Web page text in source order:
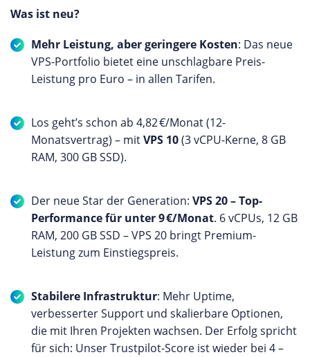
Was ist neu?
Mehr Leistung, aber geringere Kosten: Das neue
VPS-Portfolio bietet eine unschlagbare Preis-
Leistung pro Euro – in allen Tarifen.
Los geht’s schon ab 4,82 €/Monat (12-
Monatsvertrag) – mitVPS 10(3 vCPU-Kerne, 8 GB
RAM, 300 GB SSD).
Der neue Star der Generation: VPS 20 – Top-
Performance für unter 9 €/Monat. 6 vCPUs, 12 GB
RAM, 200 GB SSD – VPS 20 bringt Premium-
Leistung zum Einstiegspreis.
Stabilere Infrastruktur: Mehr Uptime,
verbesserter Support und skalierbare Optionen,
die mit Ihren Projekten wachsen. Der Erfolg spricht
für sich: Unser Trustpilot-Score ist wieder bei 4 –